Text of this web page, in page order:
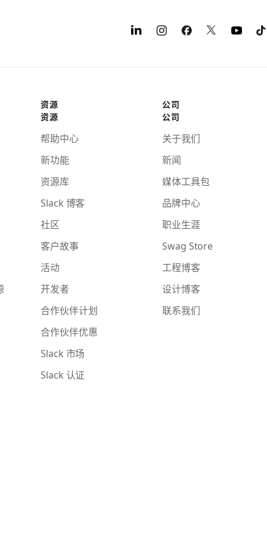
资源
资源
帮助中心
新功能
资源库
Slack 博客
社区
客户故事
活动
开发者
合作伙伴计划
合作伙伴优惠
Slack 市场
Slack 认证
公司
公司
关于我们
新闻
媒体工具包
品牌中心
职业生涯
Swag Store
工程博客
设计博客
联系我们